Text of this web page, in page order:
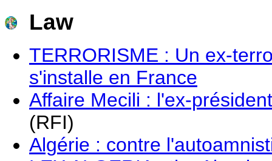
Law
TERRORISME : Un ex-
s'installe en France
Affaire Mecili : l'ex-
(RFI)
Algérie : contre